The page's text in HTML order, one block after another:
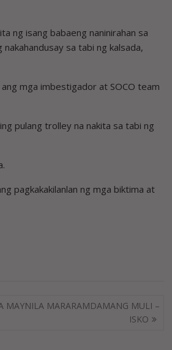
ng isang babaeng naninirahan sa
sa tabi ng kalsada,
mga imbestigador at SOCO team
pulang trolley na nakita sa tabi ng
pagkakakilanlan ng mga biktima at
MAYNILA MARARAMDAMANG MULI –
ISKO